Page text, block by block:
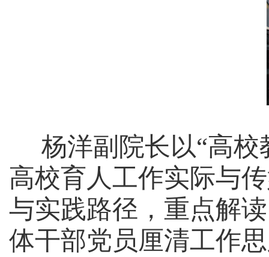
杨洋副院长以“高
高校育人工作实际与
与实践路径，重点解
体干部党员厘清工作